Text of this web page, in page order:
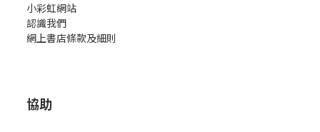
小彩虹網站
認識我們
網上書店條款及細則
協助